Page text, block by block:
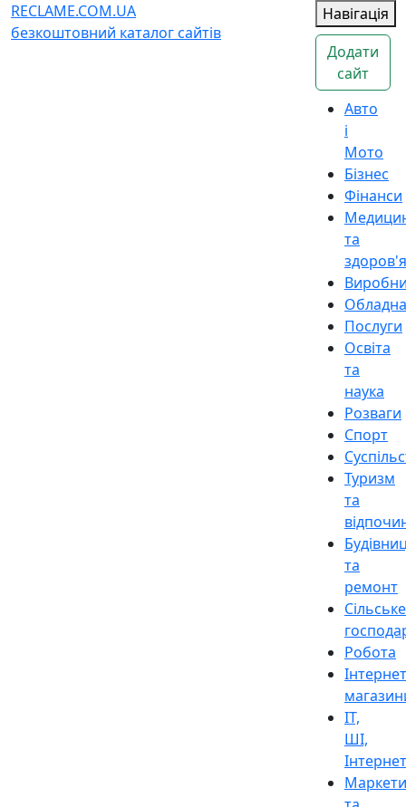
RECLAME.COM.UA
безкоштовний каталог сайтів
Навігація
Додати
сайт
Авто
і
Мото
Бізнес
Фінанси
та
здоров'я
Послуги
Освіта
та
наука
Розваги
Спорт
Туризм
та
та
ремонт
Сільське
Робота
Інтернет
ІТ,
ШІ,
Інтернет